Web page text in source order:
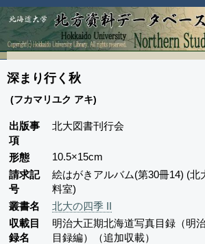
深まり行く秋
(フカマリユク アキ)
出版事
項
北大図書刊行会
形態
10.5×15cm
請求記
号
絵はがきアルバム(第30冊14) (北
料室)
叢書名
北大の四季 II
収載目
録名
明治大正期北海道写真目録（明
目録編）（追加収載）